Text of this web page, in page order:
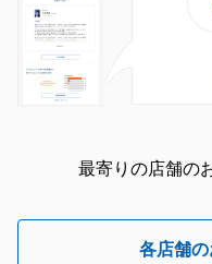
最寄りの店舗の
各店舗